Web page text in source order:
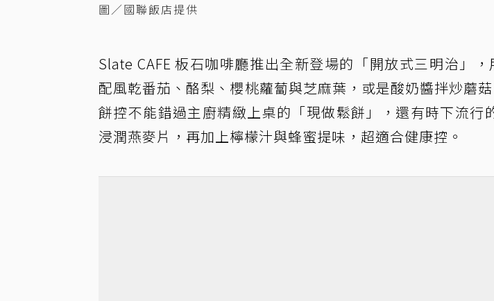
圖／國聯飯店提供
Slate CAFE 板石咖啡廳推出全新登場的「開放式三明治」
配風乾番茄、酪梨、櫻桃蘿蔔與芝麻葉，或是酸奶醬拌炒蘑
餅控不能錯過主廚精緻上桌的「現做鬆餅」，還有時下流行
浸潤燕麥片，再加上檸檬汁與蜂蜜提味，超適合健康控。